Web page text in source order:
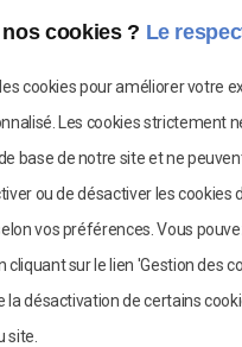
2025 - 2026 du
de la Saison culturelle
de la Saison culturelle
de la Saison culturelle
de la Saison culturelle
cookies ? Le
cookies pour améliorer votre
Les cookies strictement
base de notre site et ne
ou de désactiver les
vos préférences. Vous
sur le lien 'Gestion des
la désactivation de certains
site.